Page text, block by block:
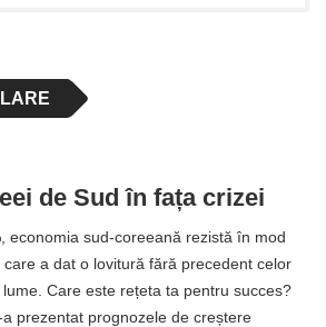
de Sud în fața crizei
economia sud-coreeană rezistă în mod
a dat o lovitură fără precedent celor
Care este rețeta ta pentru succes?
prezentat prognozele de creștere